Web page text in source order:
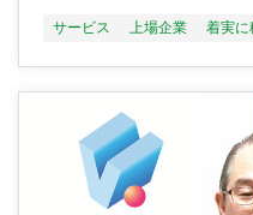
サービス 上場企業 着実に